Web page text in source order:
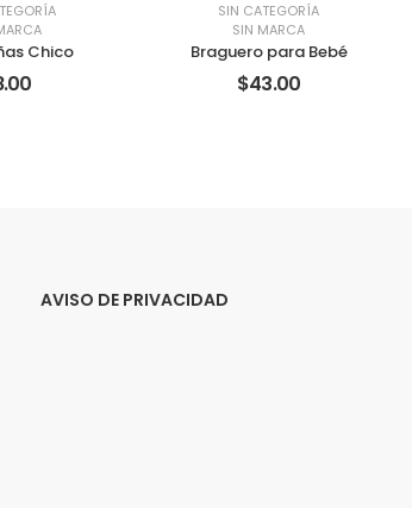
Chico
SIN CATEGORÍA
SIN MARCA
Braguero para Bebé
$43.00
AVISO DE PRIVACIDAD